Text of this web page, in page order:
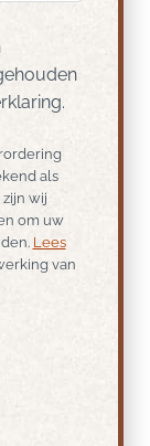
als
wij
om uw
Lees
van